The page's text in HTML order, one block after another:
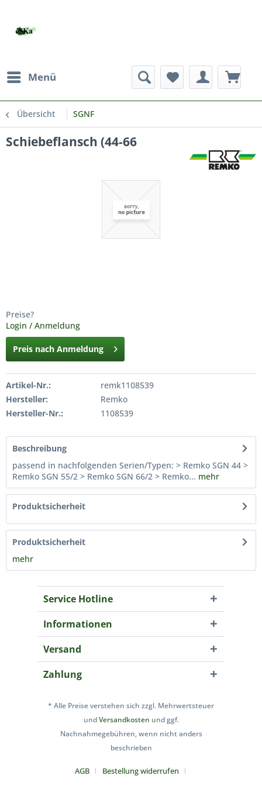
Menü
Übersicht SGNF
Schiebeflansch (44-66
Preise?
Login / Anmeldung
Preis nach Anmeldung
Artikel-Nr.:
remk1108539
Hersteller:
Remko
Hersteller-Nr.:
1108539
Beschreibung
passend in nachfolgenden Serien/Typen: > Remko SGN 44 >
Remko SGN 55/2 > Remko SGN 66/2 > Remko... mehr
Produktsicherheit
Produktsicherheit
mehr
Service Hotline
Informationen
Versand
Zahlung
* Alle Preise verstehen sich zzgl. Mehrwertsteuer
undVersandkosten und ggf.
Nachnahmegebühren, wenn nicht anders
beschrieben
AGB
Bestellung widerrufen